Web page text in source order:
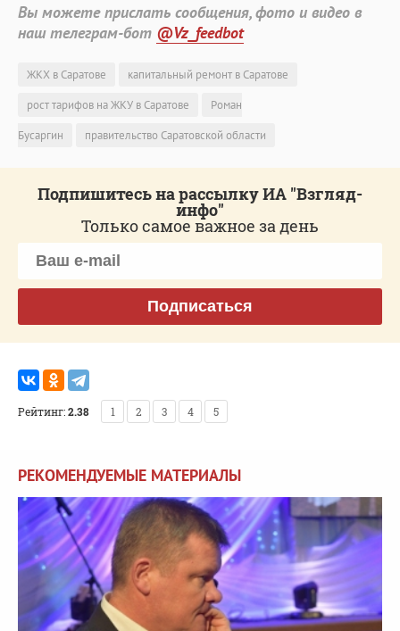
Вы можете прислать сообщения, фото и видео в
наш телеграм-бот @Vz_feedbot
ЖКХ в Саратове
капитальный ремонт в Саратове
рост тарифов на ЖКУ в Саратове
Роман
Бусаргин
правительство Саратовской области
Подпишитесь на рассылку ИА "Взгляд-
инфо"
Только самое важное за день
Подписаться
Рейтинг:2.38 1 2 3 4 5
РЕКОМЕНДУЕМЫЕ МАТЕРИАЛЫ